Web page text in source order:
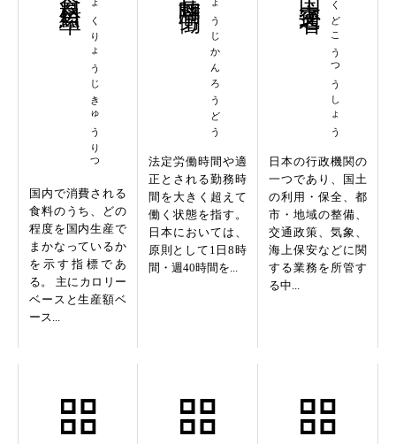
しょくりょうじきゅうりつ
国内で消費される
食料のうち、どの
程度を国内生産で
まかなっているか
を示す指標であ
る。 主にカロリー
ベースと生産額ベ
ース...
ちょうじかんろうどう
法定労働時間や適
正とされる勤務時
間を大きく超えて
働く状態を指す。
日本においては、
原則として1日8時
間・週40時間を...
こくどこうつうしょう
日本の行政機関の
一つであり、国土
の利用・保全、都
市・地域の整備、
交通政策、気象、
海上保安などに関
する業務を所管す
る中...